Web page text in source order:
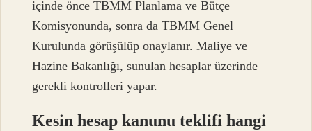
içinde önce TBMM Planlama ve Bütçe
Komisyonunda, sonra da TBMM Genel
Kurulunda görüşülüp onaylanır. Maliye ve
Hazine Bakanlığı, sunulan hesaplar üzerinde
gerekli kontrolleri yapar.
Kesin hesap kanunu teklifi hangi